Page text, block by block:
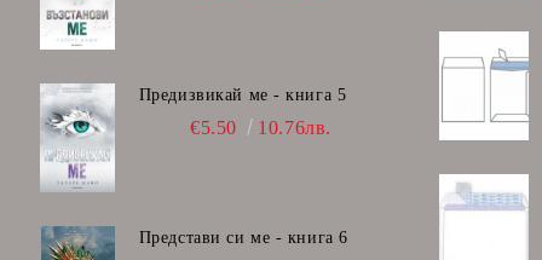
Предизвикай ме - книга 5
€5.50 10.76лв.
Представи си ме - книга 6